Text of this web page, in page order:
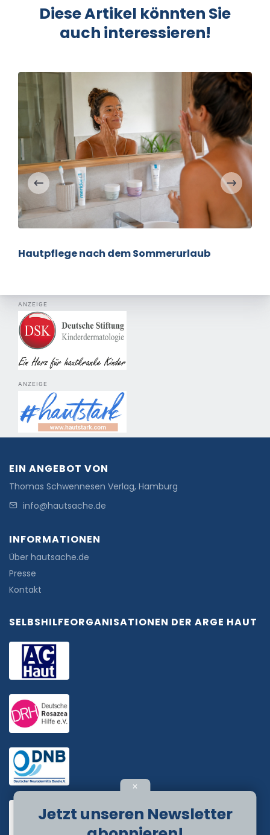
Diese Artikel könnten Sie
auch interessieren!
Hautpflege nach dem Sommerurlaub
ANZEIGE
ANZEIGE
EIN ANGEBOT VON
Thomas Schwennesen Verlag, Hamburg
info@hautsache.de
INFORMATIONEN
Über hautsache.de
Presse
Kontakt
SELBSHILFEORGANISATIONEN DER ARGE HAUT
✕
Jetzt unseren Newsletter